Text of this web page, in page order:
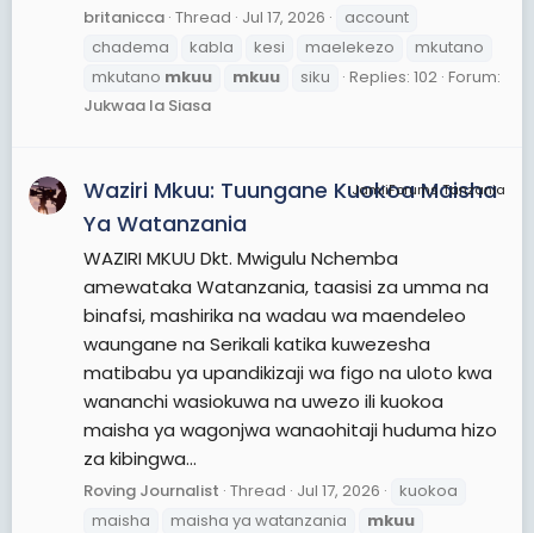
britanicca Thread Jul 17, 2026
account
chadema
kabla kesi maelekezo
mkutano
mkutano mkuu mkuu siku Replies: 102 Forum:
Jukwaa la Siasa
JamiiForums Tanzania
Waziri Mkuu: Tuungane Kuokoa Maisha
Ya Watanzania
WAZIRI MKUU Dkt. Mwigulu Nchemba
amewataka Watanzania, taasisi za umma na
binafsi, mashirika na wadau wa maendeleo
waungane na Serikali katika kuwezesha
matibabu ya upandikizaji wa figo na uloto kwa
wananchi wasiokuwa na uwezo ili kuokoa
maisha ya wagonjwa wanaohitaji huduma hizo
za kibingwa...
Roving Journalist Thread Jul 17, 2026
kuokoa
maisha
maisha ya watanzania
mkuu